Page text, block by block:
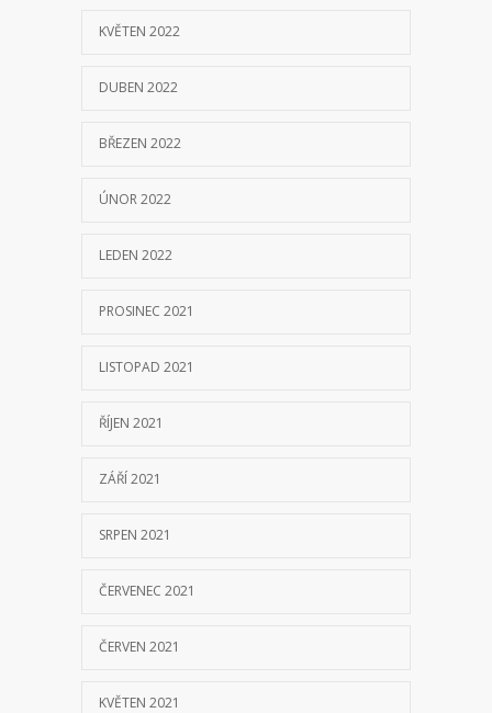
KVĚTEN 2022
DUBEN 2022
BŘEZEN 2022
ÚNOR 2022
LEDEN 2022
PROSINEC 2021
LISTOPAD 2021
ŘÍJEN 2021
ZÁŘÍ 2021
SRPEN 2021
ČERVENEC 2021
ČERVEN 2021
KVĚTEN 2021